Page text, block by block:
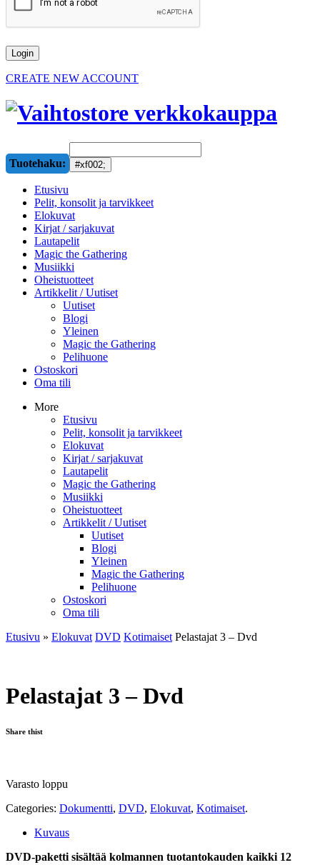
CREATE NEW ACCOUNT
Tuotehaku:
Etusivu
Pelit, konsolit ja tarvikkeet
Elokuvat
Kirjat / sarjakuvat
Lautapelit
Magic the Gathering
Musiikki
Oheistuotteet
Artikkelit / Uutiset
Uutiset
Blogi
Yleinen
Magic the Gathering
Pelihuone
Ostoskori
Oma tili
More
Etusivu
Pelit, konsolit ja tarvikkeet
Elokuvat
Kirjat / sarjakuvat
Lautapelit
Magic the Gathering
Musiikki
Oheistuotteet
Artikkelit / Uutiset
Uutiset
Blogi
Yleinen
Magic the Gathering
Pelihuone
Ostoskori
Oma tili
Etusivu » Elokuvat DVD Kotimaiset Pelastajat 3 – Dvd
Pelastajat 3 – Dvd
Share thist
Varasto loppu
Categories: Dokumentti, DVD, Elokuvat, Kotimaiset.
Kuvaus
DVD-paketti sisältää kolmannen tuotantokauden kaikki 12